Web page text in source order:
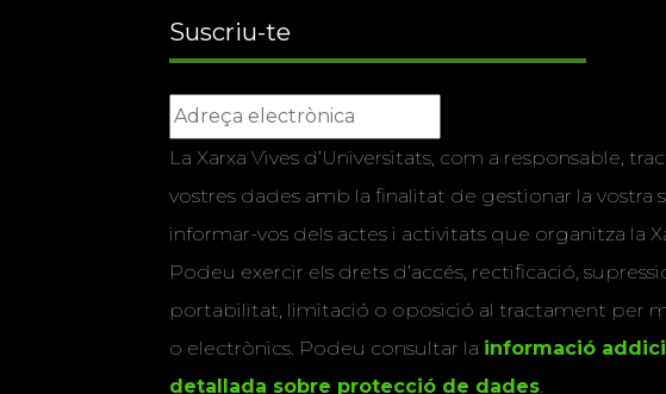
Suscriu-te
La Xarxa Vives d’Universitats, com a responsable,
vostres dades amb la finalitat de gestionar la vostra
informar-vos dels actes i activitats que organitza la
Podeu exercir els drets d’accés, rectificació,
portabilitat, limitació o oposició al tractament per
o electrònics. Podeu consultar la informació
detallada sobre protecció de dades.